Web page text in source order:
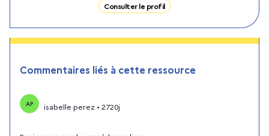
Consulter le profil
Commentaires liés à cette ressource
AP isabelle perez • 2720j